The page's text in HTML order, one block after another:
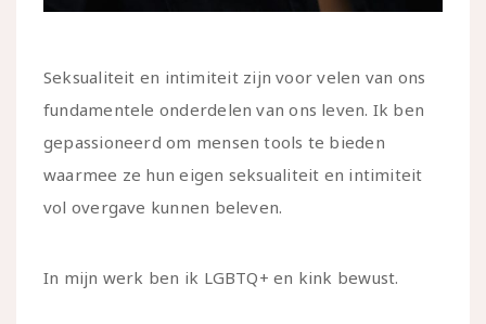
Seksualiteit en intimiteit zijn voor velen van ons
fundamentele onderdelen van ons leven. Ik ben
gepassioneerd om mensen tools te bieden
waarmee ze hun eigen seksualiteit en intimiteit
vol overgave kunnen beleven.
In mijn werk ben ik LGBTQ+ en kink bewust.